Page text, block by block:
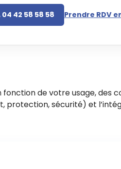
04 42 58 58 58 Prendre RDV
fonction de votre usage, des
protection, sécurité) et